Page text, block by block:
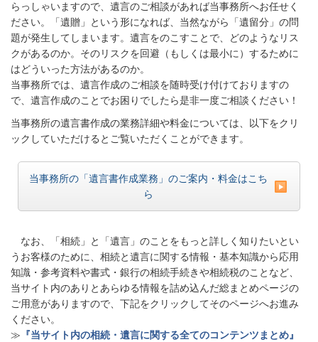
らっしゃいますので、遺言のご相談があれば当事務所へお任せく
ださい。「遺贈」という形になれば、当然ながら「遺留分」の問
題が発生してしまいます。遺言をのこすことで、どのようなリス
クがあるのか。そのリスクを回避（もしくは最小に）するために
はどういった方法があるのか。
当事務所では、遺言作成のご相談を随時受け付けておりますの
で、遺言作成のことでお困りでしたら是非一度ご相談ください！
当事務所の遺言書作成の業務詳細や料金については、以下をクリ
ックしていただけるとご覧いただくことができます。
当事務所の「遺言書作成業務」のご案内・料金はこち
ら
なお、「相続」と「遺言」のことをもっと詳しく知りたいとい
うお客様のために、相続と遺言に関する情報・基本知識から応用
知識・参考資料や書式・銀行の相続手続きや相続税のことなど、
当サイト内のありとあらゆる情報を詰め込んだ総まとめページの
ご用意がありますので、下記をクリックしてそのページへお進み
ください。
≫ 『当サイト内の相続・遺言に関する全てのコンテンツまとめ』